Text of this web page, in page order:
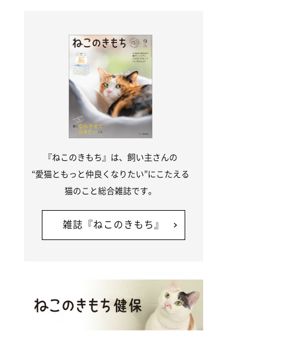
『ねこのきもち』は、飼い主さんの
“愛猫ともっと仲良くなりたい”にこたえる
猫のこと総合雑誌です。
雑誌『ねこのきもち』